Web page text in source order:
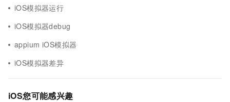
iOS模拟器运行
iOS模拟器debug
appium iOS模拟器
iOS模拟器差异
iOS您可能感兴趣